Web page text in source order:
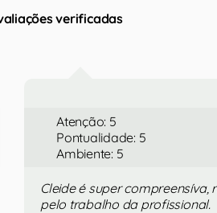
verificadas
Atenção: 5
Pontualidade: 5
Ambiente: 5
Cleide é super
pelo trabalho da profissional.